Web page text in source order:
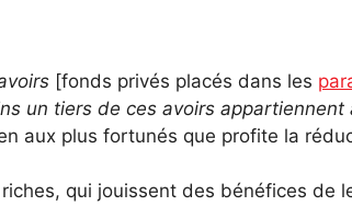
[fonds privés placés dans les
un tiers de ces avoirs
aux plus fortunés que profite la
qui jouissent des bénéfices